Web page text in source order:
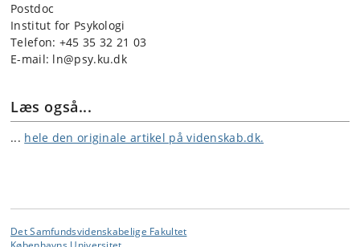
Postdoc
Institut for Psykologi
Telefon: +45 35 32 21 03
E-mail: ln@psy.ku.dk
Læs også...
... hele den originale artikel på videnskab.dk.
Det Samfundsvidenskabelige Fakultet